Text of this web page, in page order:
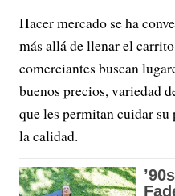
Hacer mercado se ha
más allá de llenar el
comerciantes buscan
buenos precios, variedad
que les permitan cuidar
la calidad.